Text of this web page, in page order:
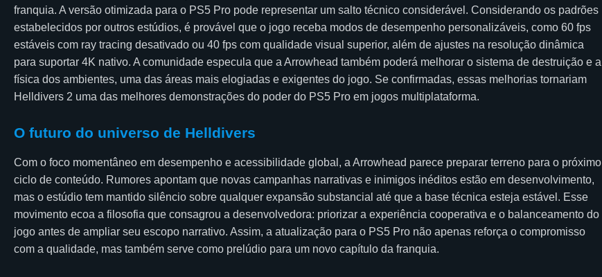
franquia. A versão otimizada para o PS5 Pro pode representar um salto técnico considerável. Considerando os padrões
estabelecidos por outros estúdios, é provável que o jogo receba modos de desempenho personalizáveis, como 60 fps
estáveis com ray tracing desativado ou 40 fps com qualidade visual superior, além de ajustes na resolução dinâmica
para suportar 4K nativo. A comunidade especula que a Arrowhead também poderá melhorar o sistema de destruição e a
física dos ambientes, uma das áreas mais elogiadas e exigentes do jogo. Se confirmadas, essas melhorias tornariam
Helldivers 2 uma das melhores demonstrações do poder do PS5 Pro em jogos multiplataforma.
O futuro do universo de Helldivers
Com o foco momentâneo em desempenho e acessibilidade global, a Arrowhead parece preparar terreno para o próximo
ciclo de conteúdo. Rumores apontam que novas campanhas narrativas e inimigos inéditos estão em desenvolvimento,
mas o estúdio tem mantido silêncio sobre qualquer expansão substancial até que a base técnica esteja estável. Esse
movimento ecoa a filosofia que consagrou a desenvolvedora: priorizar a experiência cooperativa e o balanceamento do
jogo antes de ampliar seu escopo narrativo. Assim, a atualização para o PS5 Pro não apenas reforça o compromisso
com a qualidade, mas também serve como prelúdio para um novo capítulo da franquia.